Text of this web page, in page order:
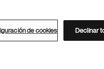
de cookies Declinar